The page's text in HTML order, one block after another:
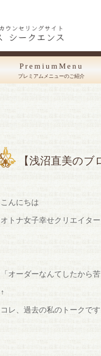
PremiumMenu
プレミアムメニューのご紹介
【浅沼直美
こんにちは
オトナ女子幸せクリエイタ
「オーダーなんてしたから
↑
コレ、過去の私のトークです